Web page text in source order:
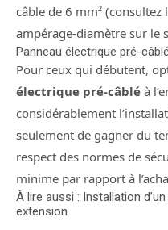
câble de 6 mm²
ampérage-diamètre sur le
Panneau électrique pré-câblé
Pour ceux qui débutent,
électrique pré-câblé à
considérablement
seulement de gagner du
respect des normes de
minime par rapport à
À lire aussi : Installation
extension